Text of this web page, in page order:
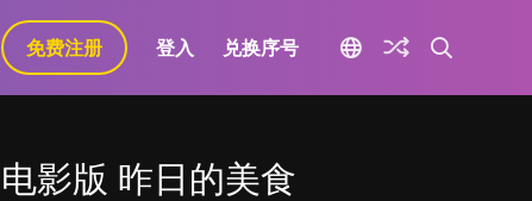
免费注册 登入 兑换序号
电影版 昨日的美食